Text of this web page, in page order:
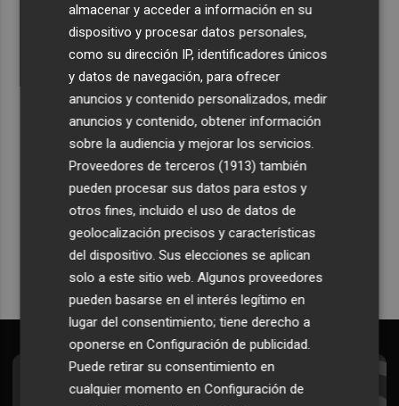
Una gran cadena humana de cariño y reivindicación se
vuelve a abrazar en las playas por el Mar Menor
Recibe toda la actualidad de
Plaza Podcast en tu correo
Quiero suscribirme
Suscríbete al Boletín
almacenar y acceder a información en su
dispositivo y procesar datos personales,
como su dirección IP, identificadores únicos
y datos de navegación, para ofrecer
anuncios y contenido personalizados, medir
anuncios y contenido, obtener información
sobre la audiencia y mejorar los servicios.
Proveedores de terceros (1913) también
pueden procesar sus datos para estos y
otros fines, incluido el uso de datos de
geolocalización precisos y características
del dispositivo. Sus elecciones se aplican
solo a este sitio web. Algunos proveedores
pueden basarse en el interés legítimo en
lugar del consentimiento; tiene derecho a
oponerse enConfiguración de publicidad
Puede retirar su consentimiento en
cualquier momento enConfiguración de